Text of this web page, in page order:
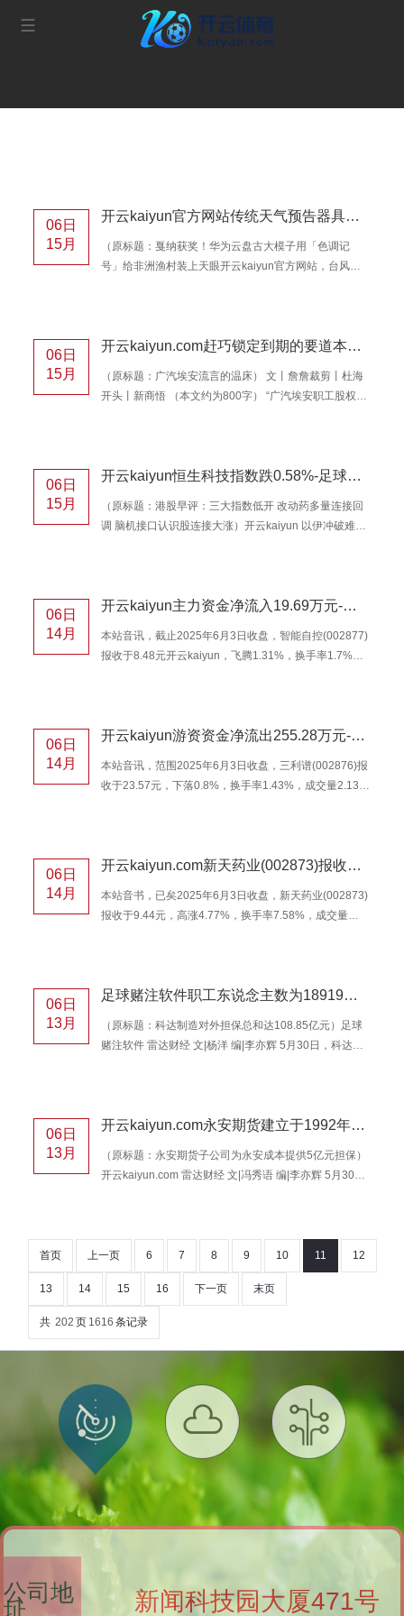
06日
15月
开云kaiyun官方网站传统天气预告器具形同虚设-足球赌注软件
（原标题：戛纳获奖！华为云盘古大模子用「色调记
号」给非洲渔村装上天眼开云kaiyun官方网站，台风骚
HEAVEN）已赢得2025戛纳外洋创意节户外狮铜奖和想
主：华为云盘古大模子 代理公司：奥好意思中国 案例刻
画： 看成大师来源的东说念主工智能和云计算企业，华
06日
15月
开云kaiyun.com赶巧锁定到期的要道本领节点-足球赌注软件
（原标题：广汽埃安流言的温床） 文丨詹詹裁剪丨杜海
开头丨新商悟 （本文约为800字） “广汽埃安职工股权爆
五年，2025年5月前只需支付利息，6月底启动偿还本
商酌传言却短暂流传开来。一则传言称，广汽埃安的上
市打算当今基本告吹，职工贷款认购的股权估值已大幅
06日
15月
开云kaiyun恒生科技指数跌0.58%-足球赌注软件
（原标题：港股早评：三大指数低开 改动药多量连接回
调 脑机接口认识股连接大涨）开云kaiyun 以伊冲破难以
快手跌1.4%，好意思团、腾讯、阿里巴巴、小米小幅走
来，改动药认识股多量连接回调，绿叶制药、信达生
物、三生制药普跌；香港腹地银行股走低，渣打集团跌
06日
14月
开云kaiyun主力资金净流入19.69万元-足球赌注软件
本站音讯，截止2025年6月3日收盘，智能自控(002877)
报收于8.48元开云kaiyun，飞腾1.31%，换手率1.7%，
3.65%，散户资金净流出145.02万元，占总成交额
1.84亿元，同比下降16.95%；归母净利润541.99万元，
同比下降61.8%；扣非净
06日
14月
开云kaiyun游资资金净流出255.28万元-足球赌注软件
本站音讯，范围2025年6月3日收盘，三利谱(002876)报
收于23.57元，下落0.8%，换手率1.43%，成交量2.13万
金净流入579.68万元，占总成交额11.5%。 三利谱2025
48.43%；归母净利润2963.28万元，同比下降3.62%；
扣非净利润3089.1
06日
14月
开云kaiyun.com新天药业(002873)报收于9.44元-足球赌注软件
本站音书，已矣2025年6月3日收盘，新天药业(002873)
报收于9.44元，高涨4.77%，换手率7.58%，成交量
额1.42%，散户资金净流出327.34万元，占总成交额
1.93亿元，同比上升8.93%；归母净利润418.75万元，
同比下降73.11%；
06日
13月
足球赌注软件职工东说念主数为18919东说念主-足球赌注软件
（原标题：科达制造对外担保总和达108.85亿元）足球
赌注软件 雷达财经 文|杨洋 编|李亦辉 5月30日，科达制
Investment Limited提供担保，金额分歧为12,432万元、
公司对外担保总和已超越其2024年经审计净金钱的
50%。值得提
06日
13月
开云kaiyun.com永安期货建立于1992年09月07日-足球赌注软件
（原标题：永安期货子公司为永安成本提供5亿元担保）
开云kaiyun.com 雷达财经 文|冯秀语 编|李亦辉 5月30
永安成本过甚子公司提供担保总数达53.79亿元。该担保
事项还是由公司董事会和推动大会审议通过，授权灵验
期自2024年年度推动大会审议通过之日起至2025年年度
推动大会召开之日止。字据主要财务数据，被担保东谈
首页 上一页 6 7 8 9 10 11 12
13 14 15 16 下一页 末页
共 202 页 1616 条记录
公司地
址 新闻科技园大厦471号